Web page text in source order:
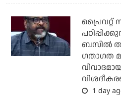
പ്രൈവറ്റ്
ബസില്‍
ഗതാഗത
1 day